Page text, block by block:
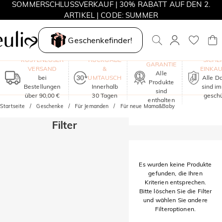
SOMMERSCHLUSSVERKAUF | 30% RABATT AUF DEN 2.
ARTIKEL | CODE: SUMMER
MOVE MY WAY | 3 KAUFEN, HALSKETTE GRATIS
Geschenkefinder!
KOSTENLOSER
VERSAND
bei
Bestellungen
über 90,00 €
RÜCKGABE
&
UMTAUSCH
Innerhalb
30 Tagen
GARANTIE
Alle
Produkte
sind
enthalten
Alle
sind
Startseite Geschenke Für Jemanden Für neue Mama&Baby
Filter
Es wurden keine Produkte
gefunden, die Ihren
Kriterien entsprechen.
Bitte löschen Sie die Filter
und wählen Sie andere
Filteroptionen.